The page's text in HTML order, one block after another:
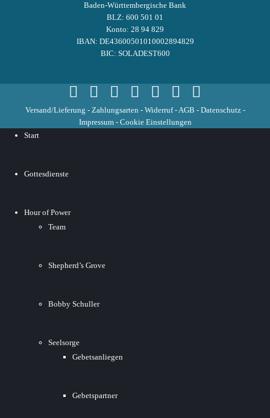
Baden-Württembergische Bank
BLZ: 600 501 01
Konto: 28 94 829
IBAN: DE43600501010002894829
BIC: SOLADEST600
Versand/Lieferung - Zahlungsarten - Widerruf-AGB - Datenschutz-
Impressum- Cookie Einstellungen
Start
Gottesdienste
Hour of Power
Team
Shepherd’s Grove
Bobby Schuller
Seelsorge
Gebetsanliegen
Gebetspartner